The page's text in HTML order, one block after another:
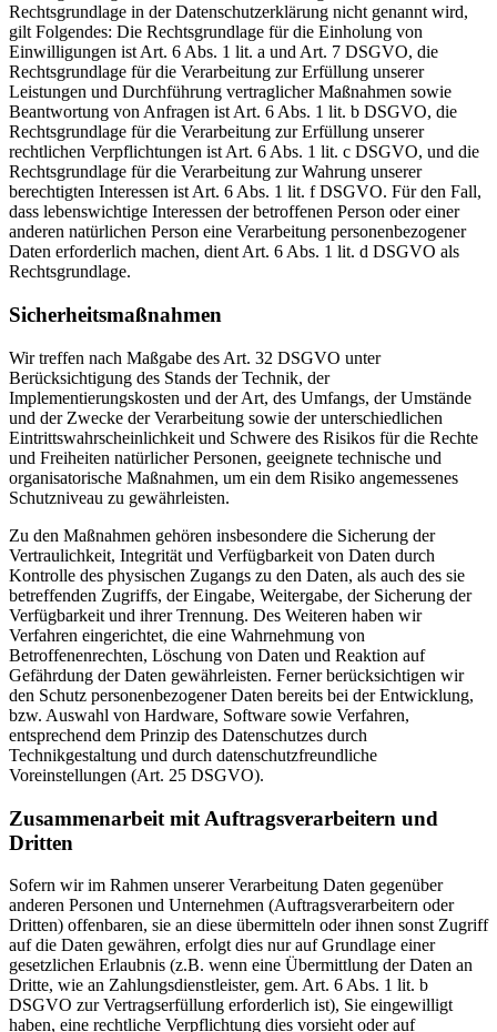
Rechtsgrundlage in der Datenschutzerklärung nicht genannt wird,
gilt Folgendes: Die Rechtsgrundlage für die Einholung von
Einwilligungen ist Art. 6 Abs. 1 lit. a und Art. 7 DSGVO, die
Rechtsgrundlage für die Verarbeitung zur Erfüllung unserer
Leistungen und Durchführung vertraglicher Maßnahmen sowie
Beantwortung von Anfragen ist Art. 6 Abs. 1 lit. b DSGVO, die
Rechtsgrundlage für die Verarbeitung zur Erfüllung unserer
rechtlichen Verpflichtungen ist Art. 6 Abs. 1 lit. c DSGVO, und die
Rechtsgrundlage für die Verarbeitung zur Wahrung unserer
berechtigten Interessen ist Art. 6 Abs. 1 lit. f DSGVO. Für den Fall,
dass lebenswichtige Interessen der betroffenen Person oder einer
anderen natürlichen Person eine Verarbeitung personenbezogener
Daten erforderlich machen, dient Art. 6 Abs. 1 lit. d DSGVO als
Rechtsgrundlage.
Sicherheitsmaßnahmen
Wir treffen nach Maßgabe des Art. 32 DSGVO unter
Berücksichtigung des Stands der Technik, der
Implementierungskosten und der Art, des Umfangs, der Umstände
und der Zwecke der Verarbeitung sowie der unterschiedlichen
Eintrittswahrscheinlichkeit und Schwere des Risikos für die Rechte
und Freiheiten natürlicher Personen, geeignete technische und
organisatorische Maßnahmen, um ein dem Risiko angemessenes
Schutzniveau zu gewährleisten.
Zu den Maßnahmen gehören insbesondere die Sicherung der
Vertraulichkeit, Integrität und Verfügbarkeit von Daten durch
Kontrolle des physischen Zugangs zu den Daten, als auch des sie
betreffenden Zugriffs, der Eingabe, Weitergabe, der Sicherung der
Verfügbarkeit und ihrer Trennung. Des Weiteren haben wir
Verfahren eingerichtet, die eine Wahrnehmung von
Betroffenenrechten, Löschung von Daten und Reaktion auf
Gefährdung der Daten gewährleisten. Ferner berücksichtigen wir
den Schutz personenbezogener Daten bereits bei der Entwicklung,
bzw. Auswahl von Hardware, Software sowie Verfahren,
entsprechend dem Prinzip des Datenschutzes durch
Technikgestaltung und durch datenschutzfreundliche
Voreinstellungen (Art. 25 DSGVO).
Zusammenarbeit mit Auftragsverarbeitern und
Dritten
Sofern wir im Rahmen unserer Verarbeitung Daten gegenüber
anderen Personen und Unternehmen (Auftragsverarbeitern oder
Dritten) offenbaren, sie an diese übermitteln oder ihnen sonst Zugriff
auf die Daten gewähren, erfolgt dies nur auf Grundlage einer
gesetzlichen Erlaubnis (z.B. wenn eine Übermittlung der Daten an
Dritte, wie an Zahlungsdienstleister, gem. Art. 6 Abs. 1 lit. b
DSGVO zur Vertragserfüllung erforderlich ist), Sie eingewilligt
haben, eine rechtliche Verpflichtung dies vorsieht oder auf